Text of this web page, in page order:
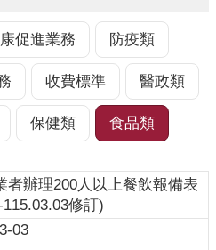
促進業務 防疫類
收費標準 醫政類
保健類 食品類
者辦理200人以上餐飲報備表
修訂)
03